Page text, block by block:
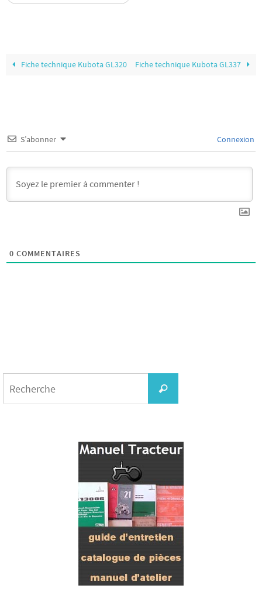
Fiche technique Kubota GL320 Fiche technique Kubota GL337
S’abonner Connexion
0 COMMENTAIRES
Recherche